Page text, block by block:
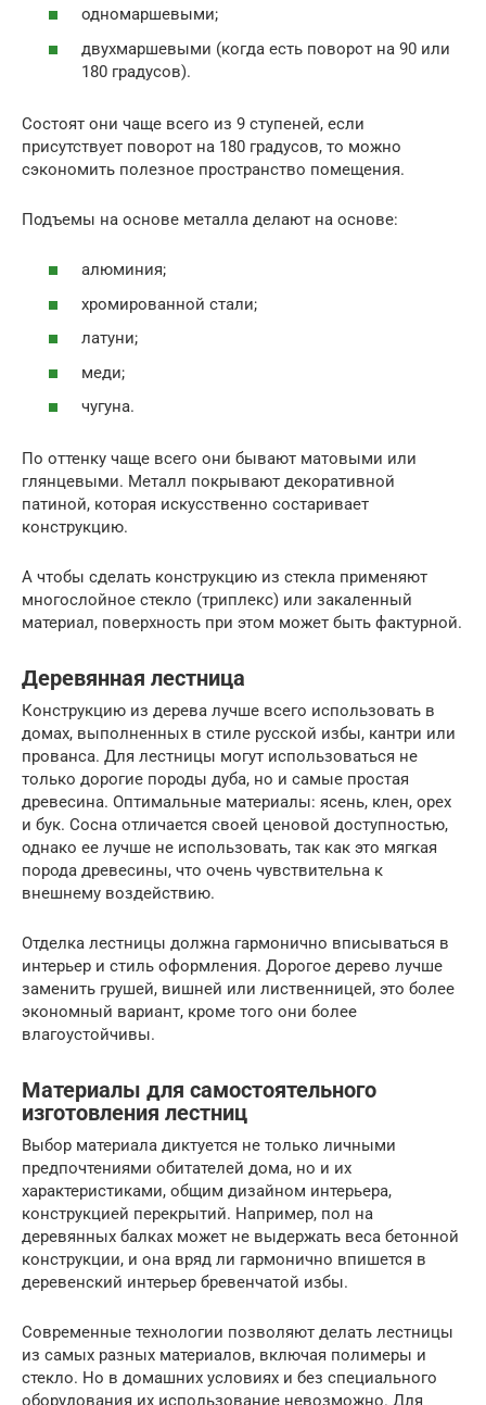
одномаршевыми;
двухмаршевыми (когда есть поворот на 90 или
180 градусов).
Состоят они чаще всего из 9 ступеней, если
присутствует поворот на 180 градусов, то можно
сэкономить полезное пространство помещения.
Подъемы на основе металла делают на основе:
алюминия;
хромированной стали;
латуни;
меди;
чугуна.
По оттенку чаще всего они бывают матовыми или
глянцевыми. Металл покрывают декоративной
патиной, которая искусственно состаривает
конструкцию.
А чтобы сделать конструкцию из стекла применяют
многослойное стекло (триплекс) или закаленный
материал, поверхность при этом может быть фактурной.
Деревянная лестница
Конструкцию из дерева лучше всего использовать в
домах, выполненных в стиле русской избы, кантри или
прованса. Для лестницы могут использоваться не
только дорогие породы дуба, но и самые простая
древесина. Оптимальные материалы: ясень, клен, орех
и бук. Сосна отличается своей ценовой доступностью,
однако ее лучше не использовать, так как это мягкая
порода древесины, что очень чувствительна к
внешнему воздействию.
Отделка лестницы должна гармонично вписываться в
интерьер и стиль оформления. Дорогое дерево лучше
заменить грушей, вишней или лиственницей, это более
экономный вариант, кроме того они более
влагоустойчивы.
Материалы для самостоятельного
изготовления лестниц
Выбор материала диктуется не только личными
предпочтениями обитателей дома, но и их
характеристиками, общим дизайном интерьера,
конструкцией перекрытий. Например, пол на
деревянных балках может не выдержать веса бетонной
конструкции, и она вряд ли гармонично впишется в
деревенский интерьер бревенчатой избы.
Современные технологии позволяют делать лестницы
из самых разных материалов, включая полимеры и
стекло. Но в домашних условиях и без специального
оборудования их использование невозможно. Для